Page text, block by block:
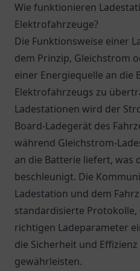
Wie funktionieren
Elektrofahrzeuge?
Die Funktionsweise einer
dem Prinzip, Gleichstrom
einer Energiequelle an die
Elektrofahrzeugs zu
Ladestationen wird der
Board-Ladegerät des
während Gleichstrom-
an die Batterie liefert, was
beschleunigt. Die
Ladestation und dem
standardisierte Protokolle,
richtigen Ladeparameter
die Sicherheit und
gewährleisten.